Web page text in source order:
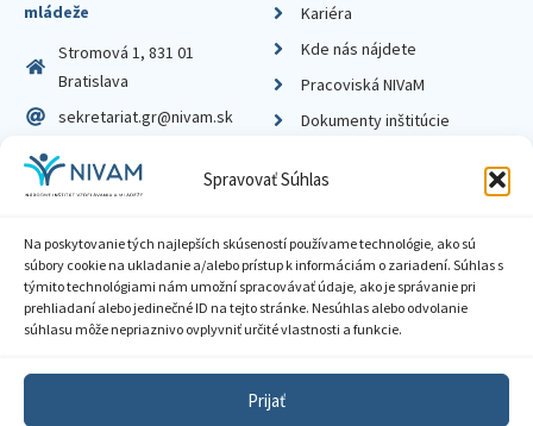
Spravovať Súhlas
Na poskytovanie tých najlepších skúseností používame technológie, ako sú
súbory cookie na ukladanie a/alebo prístup k informáciám o zariadení. Súhlas s
týmito technológiami nám umožní spracovávať údaje, ako je správanie pri
prehliadaní alebo jedinečné ID na tejto stránke. Nesúhlas alebo odvolanie
súhlasu môže nepriaznivo ovplyvniť určité vlastnosti a funkcie.
Prijať
mládeže
Stromová 1, 831 01
Bratislava
sekretariat.gr@nivam.sk
IČO: 00164348
DIČ: 2020798714
Kariéra
Kde nás nájdete
Pracoviská NIVaM
Dokumenty inštitúcie
Zásady ochrany súkromia
Sprístupnenie informácií